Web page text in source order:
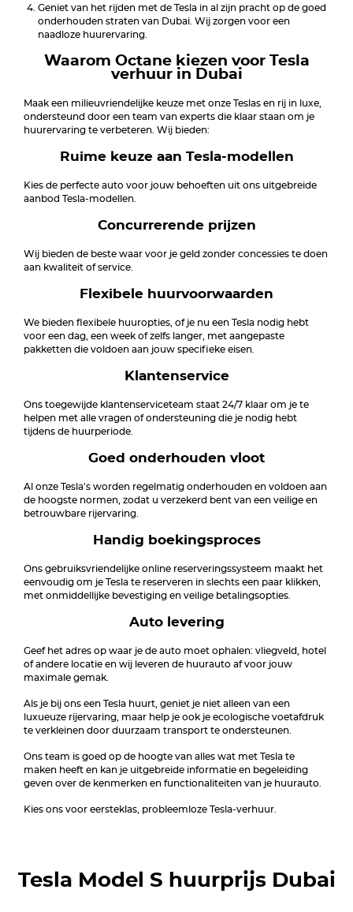
Geniet van het rijden met de Tesla in al zijn pracht op de goed
onderhouden straten van Dubai. Wij zorgen voor een
naadloze huurervaring.
Waarom Octane kiezen voor Tesla
verhuur in Dubai
Maak een milieuvriendelijke keuze met onze Teslas en rij in luxe,
ondersteund door een team van experts die klaar staan om je
huurervaring te verbeteren. Wij bieden:
Ruime keuze aan Tesla-modellen
Kies de perfecte auto voor jouw behoeften uit ons uitgebreide
aanbod Tesla-modellen.
Concurrerende prijzen
Wij bieden de beste waar voor je geld zonder concessies te doen
aan kwaliteit of service.
Flexibele huurvoorwaarden
We bieden flexibele huuropties, of je nu een Tesla nodig hebt
voor een dag, een week of zelfs langer, met aangepaste
pakketten die voldoen aan jouw specifieke eisen.
Klantenservice
Ons toegewijde klantenserviceteam staat 24/7 klaar om je te
helpen met alle vragen of ondersteuning die je nodig hebt
tijdens de huurperiode.
Goed onderhouden vloot
Al onze Tesla's worden regelmatig onderhouden en voldoen aan
de hoogste normen, zodat u verzekerd bent van een veilige en
betrouwbare rijervaring.
Handig boekingsproces
Ons gebruiksvriendelijke online reserveringssysteem maakt het
eenvoudig om je Tesla te reserveren in slechts een paar klikken,
met onmiddellijke bevestiging en veilige betalingsopties.
Auto levering
Geef het adres op waar je de auto moet ophalen: vliegveld, hotel
of andere locatie en wij leveren de huurauto af voor jouw
maximale gemak.
Als je bij ons een Tesla huurt, geniet je niet alleen van een
luxueuze rijervaring, maar help je ook je ecologische voetafdruk
te verkleinen door duurzaam transport te ondersteunen.
Ons team is goed op de hoogte van alles wat met Tesla te
maken heeft en kan je uitgebreide informatie en begeleiding
geven over de kenmerken en functionaliteiten van je huurauto.
Kies ons voor eersteklas, probleemloze Tesla-verhuur.
Tesla Model S huurprijs Dubai